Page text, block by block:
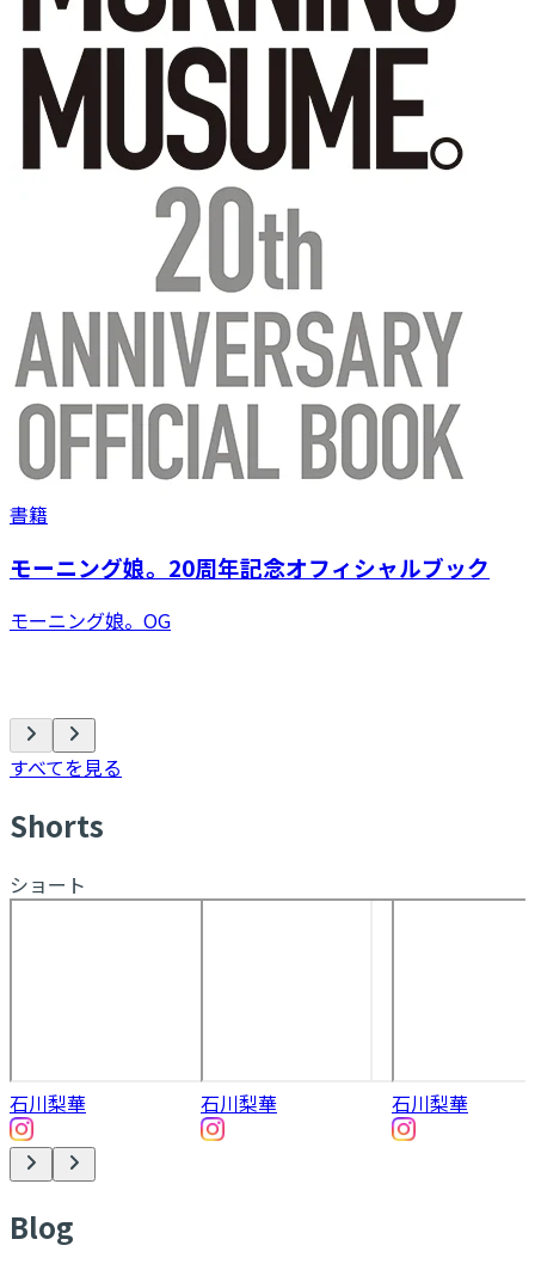
書籍
モーニング娘。20周年記念オフィシャルブック
モーニング娘。OG
すべてを見る
Shorts
ショート
石川梨華 石川梨華 石川梨華
Blog